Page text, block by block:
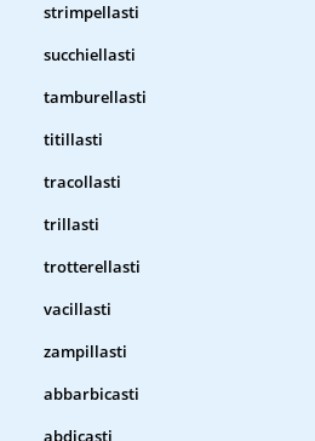
strimpellasti
succhiellasti
tamburellasti
titillasti
tracollasti
trillasti
trotterellasti
vacillasti
zampillasti
abbarbicasti
abdicasti